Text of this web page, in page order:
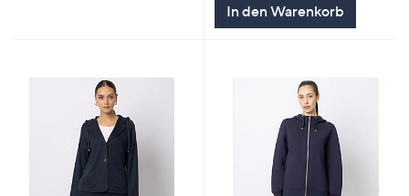
In den Warenkorb